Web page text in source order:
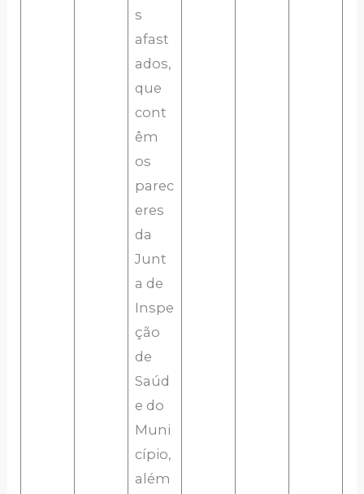
s
afast
ados,
que
cont
êm
os
parec
eres
da
Junt
a de
Inspe
ção
de
Saúd
e do
Muni
cípio,
além